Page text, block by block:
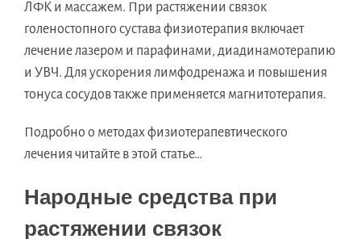
ЛФК и массажем. При растяжении связок
голеностопного сустава физиотерапия включает
лечение лазером и парафинами, диадинамотерапию
и УВЧ. Для ускорения лимфодренажа и повышения
тонуса сосудов также применяется магнитотерапия.
Подробно о методах физиотерапевтического
лечения читайте в этой статье…
Народные средства при
растяжении связок